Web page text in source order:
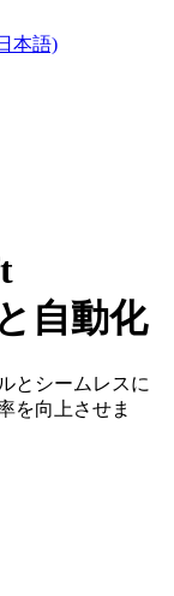
本語)
自動化
とシームレスに
を向上させま